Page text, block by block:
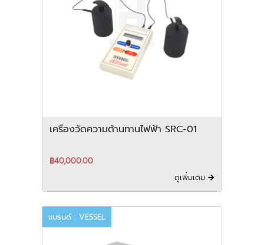
เครื่องวัดความต้านทานไฟฟ้า SRC-01
฿40,000.00
ดูเพิ่มเติม
แบรนด์ : VESSEL